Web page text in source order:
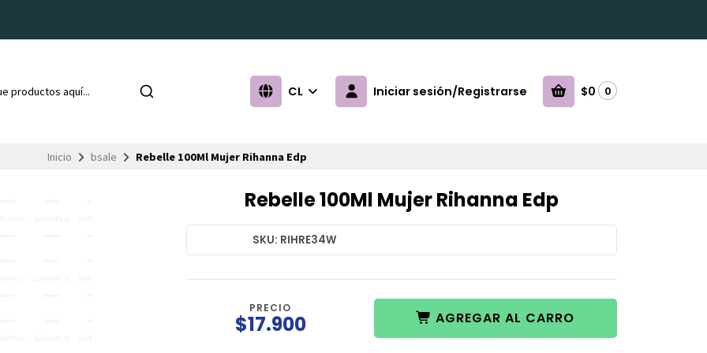
CL Iniciar sesión/Registrarse $0 0
Inicio bsale Rebelle 100Ml Mujer Rihanna Edp
Rebelle 100Ml Mujer Rihanna Edp
SKU: RIHRE34W
PRECIO
$17.900 AGREGAR AL CARRO